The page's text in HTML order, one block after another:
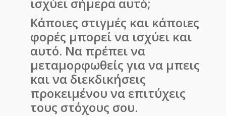
Κάποιες στιγμές και κάποιες
φορές μπορεί να ισχύει και
αυτό. Να πρέπει να
μεταμορφωθείς για να μπεις
και να διεκδικήσεις
προκειμένου να επιτύχεις
τους στόχους σου.